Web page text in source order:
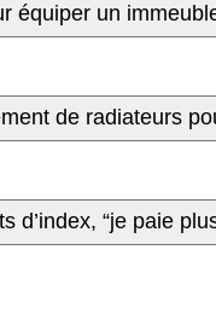
équiper un
de radiateurs
d’index, “je paie